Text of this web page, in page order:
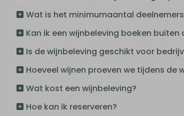
Wat is het minimumaantal
Kan ik een wijnbeleving boeken
Is de wijnbeleving geschikt voor
Hoeveel wijnen proeven we tijdens de
Wat kost een wijnbeleving?
Hoe kan ik reserveren?